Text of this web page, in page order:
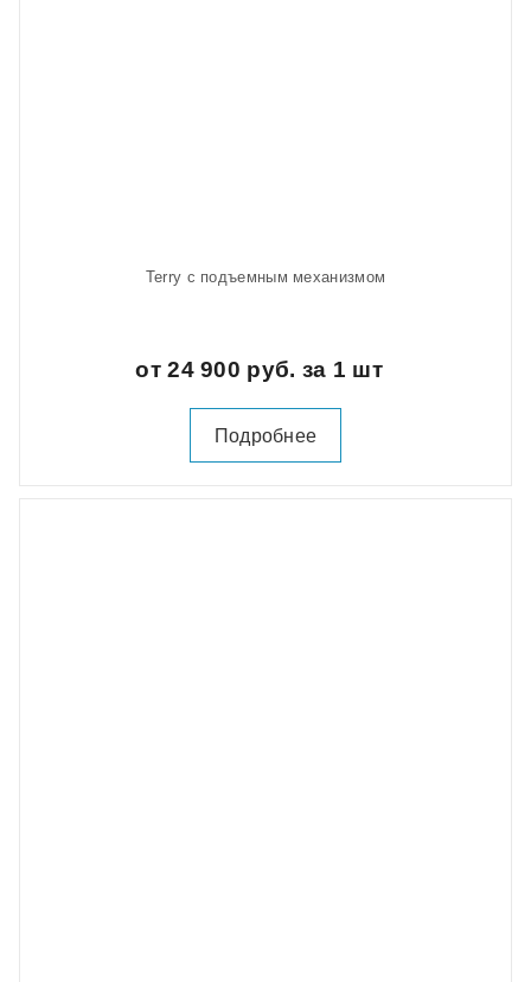
Terry с подъемным механизмом
от 24 900 руб. за 1 шт
Подробнее